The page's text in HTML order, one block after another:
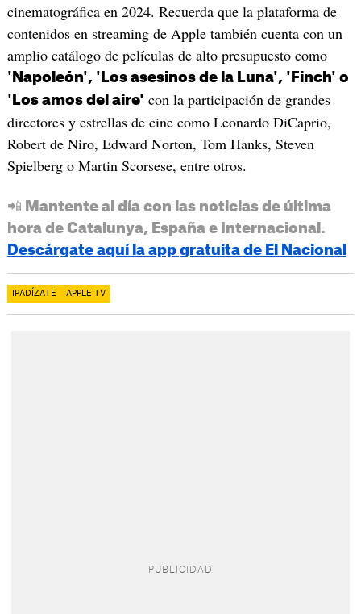
cinematográfica en 2024. Recuerda que la plataforma de
contenidos en streaming de Apple también cuenta con un
amplio catálogo de películas de alto presupuesto como
'Napoleón', 'Los asesinos de la Luna', 'Finch' o
'Los amos del aire' con la participación de grandes
directores y estrellas de cine como Leonardo DiCaprio,
Robert de Niro, Edward Norton, Tom Hanks, Steven
Spielberg o Martin Scorsese, entre otros.
📲 Mantente al día con las noticias de última
hora de Catalunya, España e Internacional.
Descárgate aquí la app gratuita de El Nacional
IPADÍZATE APPLE TV